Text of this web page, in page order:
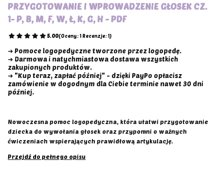
PRZYGOTOWANIE I WPROWADZENIE GŁOSEK CZ.
1- P, B, M, F, W, Ł, K, G, H - PDF
5.00(Oceny: 1 Recenzje: 1)
➜ Pomoce logopedyczne tworzone przez logopedę.
➜ Darmowa i natychmiastowa dostawa wszystkich
zakupionych produktów.
➜ "Kup teraz, zapłać później" - dzięki PayPo opłacisz
zamówienie w dogodnym dla Ciebie terminie nawet 30 dni
później.
Nowoczesna pomoc logopedyczna, która ułatwi przygotowanie
dziecka do wywołania głosek oraz przypomni o ważnych
ćwiczeniach wspierających prawidłową artykulację.
Przejdź do pełnego opisu